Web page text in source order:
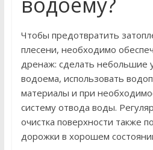
Чтобы предотвратить
плесени, необходимо
дренаж: сделать небольшие
водоема, использовать
материалы и при
систему отвода воды.
очистка поверхности также
дорожки в хорошем